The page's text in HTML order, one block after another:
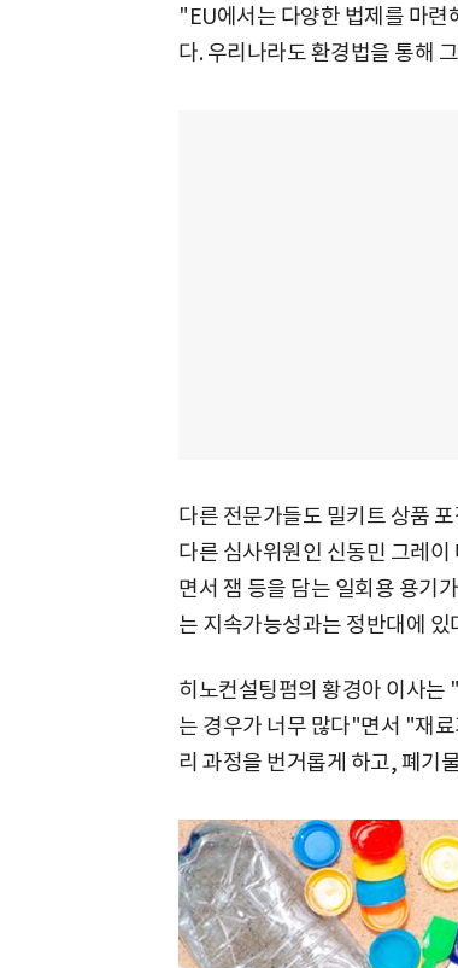
"EU에서는 다양한 법제를 마련
다. 우리나라도 환경법을 통해
다른 전문가들도 밀키트 상품
다른 심사위원인 신동민 그레
면서 잼 등을 담는 일회용 용기
는 지속가능성과는 정반대에
히노컨설팅펌의 황경아 이사는
는 경우가 너무 많다"면서 "재
리 과정을 번거롭게 하고, 폐기